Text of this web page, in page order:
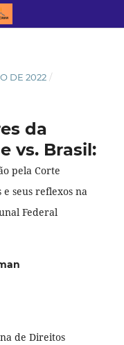
DE 2022 /
da
vs. Brasil:
pela Corte
seus reflexos na
Federal
de Direitos